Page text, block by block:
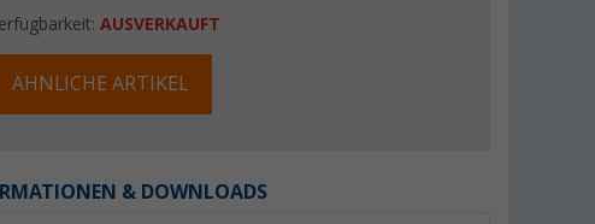
AUSVERKAUFT
ÄHNLICHE ARTIKEL
& DOWNLOADS